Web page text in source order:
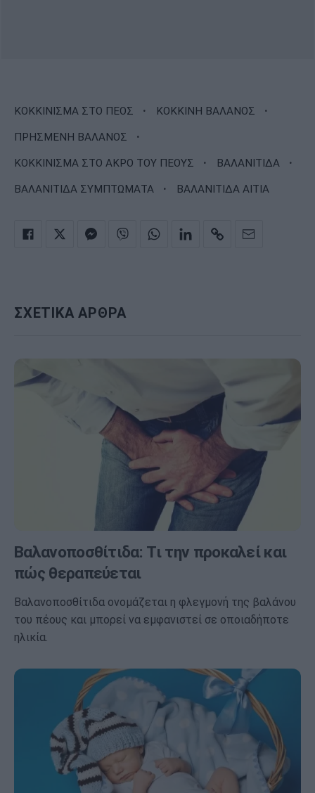
ΚΟΚΚΙΝΙΣΜΑ ΣΤΟ ΠΕΟΣ · ΚΟΚΚΙΝΗ ΒΑΛΑΝΟΣ ·
ΠΡΗΣΜΕΝΗ ΒΑΛΑΝΟΣ ·
ΚΟΚΚΙΝΙΣΜΑ ΣΤΟ ΑΚΡΟ ΤΟΥ ΠΕΟΥΣ · ΒΑΛΑΝΙΤΙΔΑ ·
ΒΑΛΑΝΙΤΙΔΑ ΣΥΜΠΤΩΜΑΤΑ · ΒΑΛΑΝΙΤΙΔΑ ΑΙΤΙΑ
ΣΧΕΤΙΚΑ ΑΡΘΡΑ
Βαλανοποσθίτιδα: Τι την προκαλεί και
πώς θεραπεύεται
Βαλανοποσθίτιδα ονομάζεται η φλεγμονή της βαλάνου
του πέους και μπορεί να εμφανιστεί σε οποιαδήποτε
ηλικία.